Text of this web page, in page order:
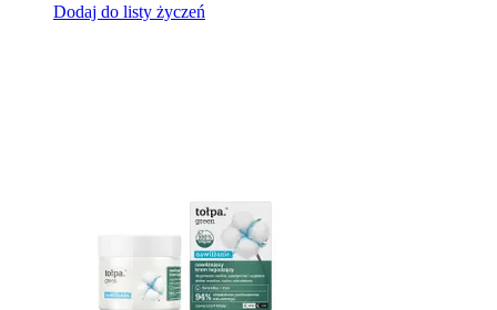
Dodaj do listy życzeń